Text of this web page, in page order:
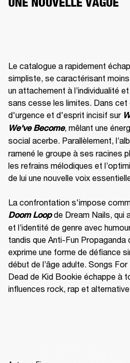
Le catalogue a rapidement
simpliste, se caractérisant
un attachement à l’individualité
sans cesse les limites. Dans cet
d'urgence et d'esprit incisif sur
We've Become, mêlant une
social acerbe. Parallèlement,
ramené le groupe à ses racines
les refrains mélodiques et
de lui une nouvelle voix
Doom Loop de Dream Nails, qui
et l’identité de genre avec
tandis que Anti-Fun
exprime une forme de défiance
début de l’âge adulte. Songs
Dead de Kid Bookie échappe à
influences rock, rap et